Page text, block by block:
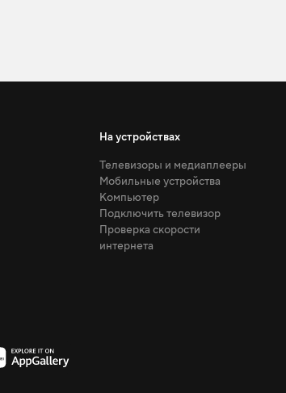
На устройствах
Телевизоры и медиаплееры
Мобильные устройства
Компьютер
Подключить телевизор
Проверка скорости
интернета